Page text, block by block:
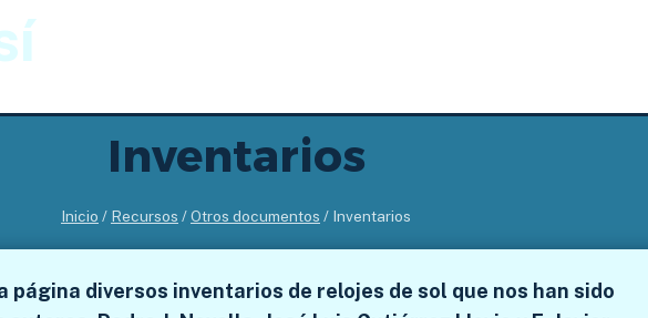
Inventarios
Inicio / Recursos /Otros documentos / Inventarios
página diversos inventarios de relojes de sol que nos han sido